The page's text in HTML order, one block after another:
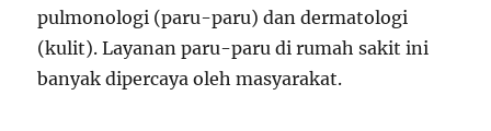
pulmonologi (paru-paru) dan dermatologi
(kulit). Layanan paru-paru di rumah sakit ini
banyak dipercaya oleh masyarakat.